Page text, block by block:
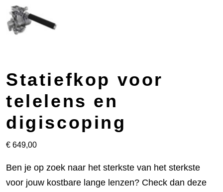
Statiefkop voor
telelens en
digiscoping
€ 649,00
Ben je op zoek naar het sterkste van het sterkste
voor jouw kostbare lange lenzen? Check dan deze